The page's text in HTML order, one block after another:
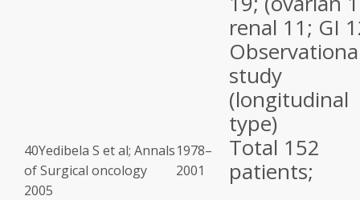
renal 11; GI
study
(longitudinal
type)
40Yedibela S et al; Annals
of Surgical oncology
2005
1978–
2001
Total 152
patients;